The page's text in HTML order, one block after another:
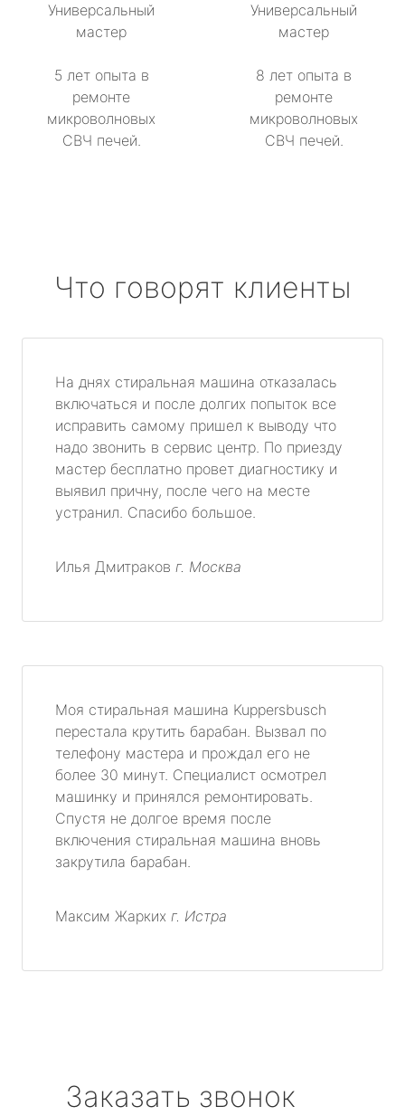
Универсальный
мастер
5 лет опыта в
ремонте
микроволновых
СВЧ печей.
Универсальный
мастер
8 лет опыта в
ремонте
микроволновых
СВЧ печей.
Что говорят клиенты
На днях стиральная машина отказалась
включаться и после долгих попыток все
исправить самому пришел к выводу что
надо звонить в сервис центр. По приезду
мастер бесплатно провет диагностику и
выявил причну, после чего на месте
устранил. Спасибо большое.
Илья Дмитраков г. Москва
Моя стиральная машина Kuppersbusch
перестала крутить барабан. Вызвал по
телефону мастера и прождал его не
более 30 минут. Специалист осмотрел
машинку и принялся ремонтировать.
Спустя не долгое время после
включения стиральная машина вновь
закрутила барабан.
Максим Жарких г. Истра
Заказать звонок